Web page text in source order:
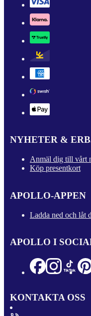
NYHETER &
Anmäl dig till vårt
Köp presentkort
APOLLO-APPEN
Ladda ned och låt
APOLLO I
KONTAKTA OSS